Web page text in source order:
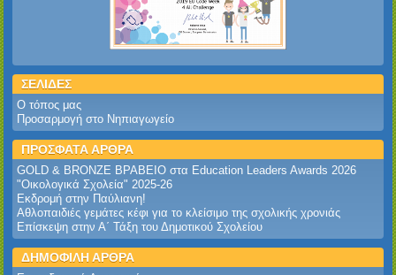
ΣΕΛΙΔΕΣ
Ο τόπος μας
Προσαρμογή στο Νηπιαγωγείο
ΠΡΟΣΦΑΤΑ ΑΡΘΡΑ
GOLD & BRONZE ΒΡΑΒΕΙΟ στα Education Leaders Awards 2026‎
‎"Οικολογικά Σχολεία" 2025-26‎
Εκδρομή στην Παύλιανη!‎
Αθλοπαιδιές γεμάτες κέφι για το κλείσιμο της σχολικής χρονιάς
Επίσκεψη στην Α΄ Τάξη του Δημοτικού Σχολείου
ΔΗΜΟΦΙΛΗ ΑΡΘΡΑ